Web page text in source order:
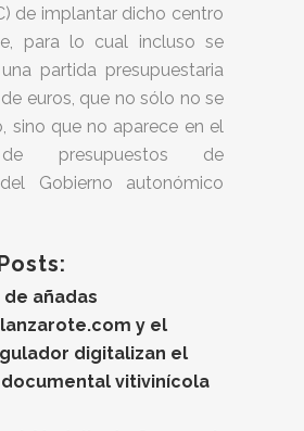
de implantar dicho centro
para lo cual incluso se
partida presupuestaria
euros, que no sólo no se
sino que no aparece en el
presupuestos de
Gobierno autonómico
añadas
y el
digitalizan el
vitivinícola